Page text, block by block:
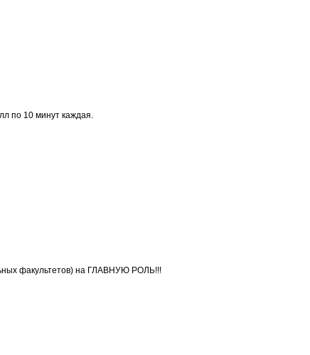
по 10 минут каждая.
факультетов) на ГЛАВНУЮ РОЛЬ!!!